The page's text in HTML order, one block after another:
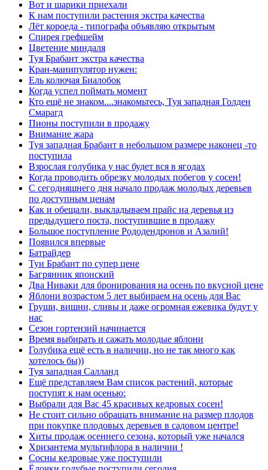
Вот и шарики приехали
К нам поступили растения экстра качества
Лёт короеда - типографа объявляю открытым
Спирея грефшейм
Цветение миндаля
Туя Брабант экстра качества
Кран-манипулятор нужен:
Ель колючая Биалобок
Когда успел поймать момент
Кто ещё не знаком....знакомьтесь, Туя западная Голден
Смарагд
Пионы поступили в продажу
Внимание жара
Туя западная Брабант в небольшом размере наконец -то
поступила
Взрослая голубика у нас будет вся в ягодах
Когда проводить обрезку молодых побегов у сосен!
С сегодняшнего дня начало продаж молодых деревьев
по доступным ценам
Как и обещали, выкладываем прайс на деревья из
предыдущего поста, поступившие в продажу
Большое поступление Рододендронов и Азалий!
Появился впервые
Батрайдер
Туи Брабант по супер цене
Багрянник японский
Два Ниваки для бронирования на осень по вкусной цене
Яблони возрастом 5 лет выбираем на осень для Вас
Груши, вишни, сливы и даже огромная ежевика будут у
нас
Сезон гортензий начинается
Время выбирать и сажать молодые яблони
Голубика ещё есть в наличии, но не так много как
хотелось бы))
Туя западная Салланд
Ещё представляем Вам список растений, которые
поступят к нам осенью:
Выбрали для Вас 45 красивых кедровых сосен!
Не стоит сильно обращать внимание на размер плодов
при покупке плодовых деревьев в садовом центре!
Хиты продаж осеннего сезона, который уже начался
Хризантема мультифлора в наличии !
Сосны кедровые уже поступили